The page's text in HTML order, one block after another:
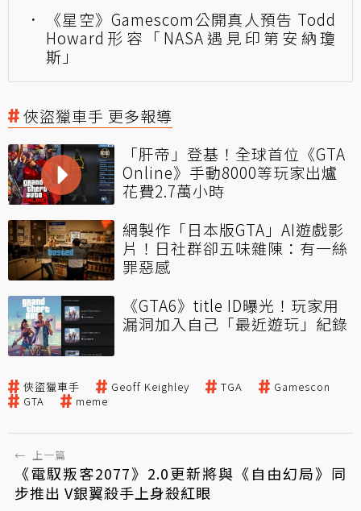
《星空》Gamescom公開真人預告 Todd
Howard形容「NASA遇見印第安納瓊
斯」
俠盜獵車手 更多報導
「肝帝」登基！全球首位《GTA
Online》手動8000等玩家出爐
花費2.7萬小時
網製作「日本版GTA」AI遊戲影
片！日社群卻五味雜陳：有一絲
罪惡感
《GTA6》title ID曝光！玩家用
漏洞加入自己「最近遊玩」紀錄
俠盜獵車手 Geoff Keighley TGA
Gamescon
GTA
meme
← 上一篇
《電馭叛客2077》2.0更新將與《自由幻局》同
步推出 V銀翼殺手上身殺紅眼